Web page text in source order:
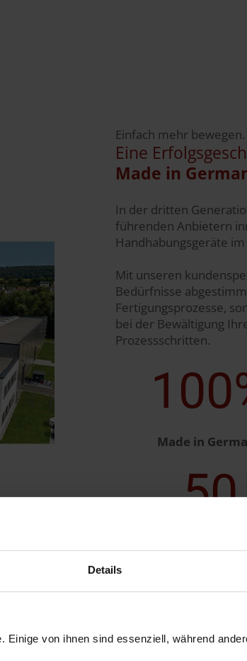
Details
Einige von ihnen sind essenziell, während
Einfach mehr
Eine
Made in
In der dritten
führenden Anbietern
Handhabungsgeräte
Mit unseren
Bedürfnisse
Fertigungsprozesse,
bei der Bewältigung
Prozessschritten.
Made in
50